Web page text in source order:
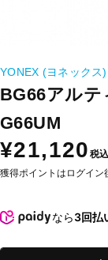
YONEX (ヨネックス)
BG66アル
G66UM
¥21,120 税込
獲得ポイントはログイン
なら3回払